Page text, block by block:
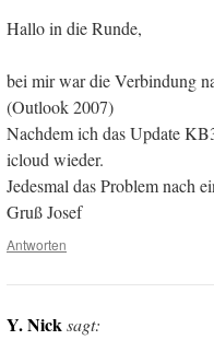
Hallo in die Runde,
bei mir war die Verbindung
(Outlook 2007)
Nachdem ich das Update
icloud wieder.
Jedesmal das Problem nach
Gruß Josef
Antworten
Y. Nicksagt: